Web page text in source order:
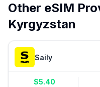
Other eSIM
Kyrgyzstan
Saily
$5.40